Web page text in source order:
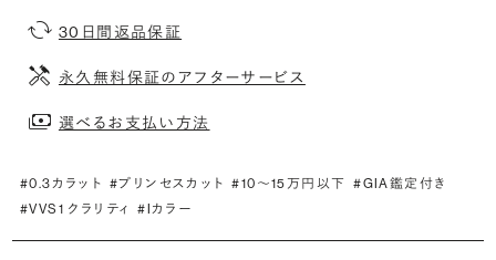
30日間返品保証
永久無料保証のアフターサービス
選べるお支払い方法
#0.3カラット #プリンセスカット #10〜15万円以下 #GIA鑑定付き
#VVS1 クラリティ
#Iカラー